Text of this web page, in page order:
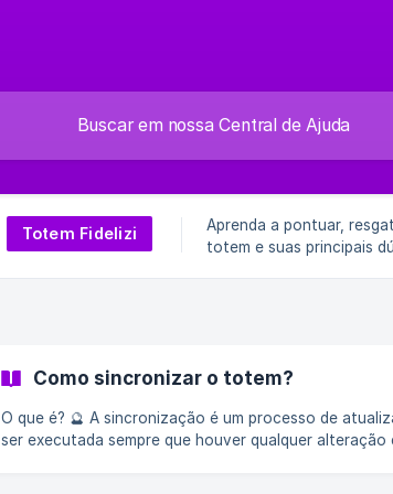
Totem Fidelizi
Aprenda a pontuar,
totem e suas principais
Como sincronizar o totem?
O que é? 🔮 A sincronização é um processo de atualização essencial para o seu totem Fidelizi. Ela deve
ser executada sempre que houver qualquer